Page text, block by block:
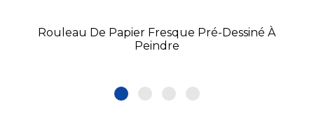
Rouleau De Papier Fresque Pré-Dessiné À
Peindre